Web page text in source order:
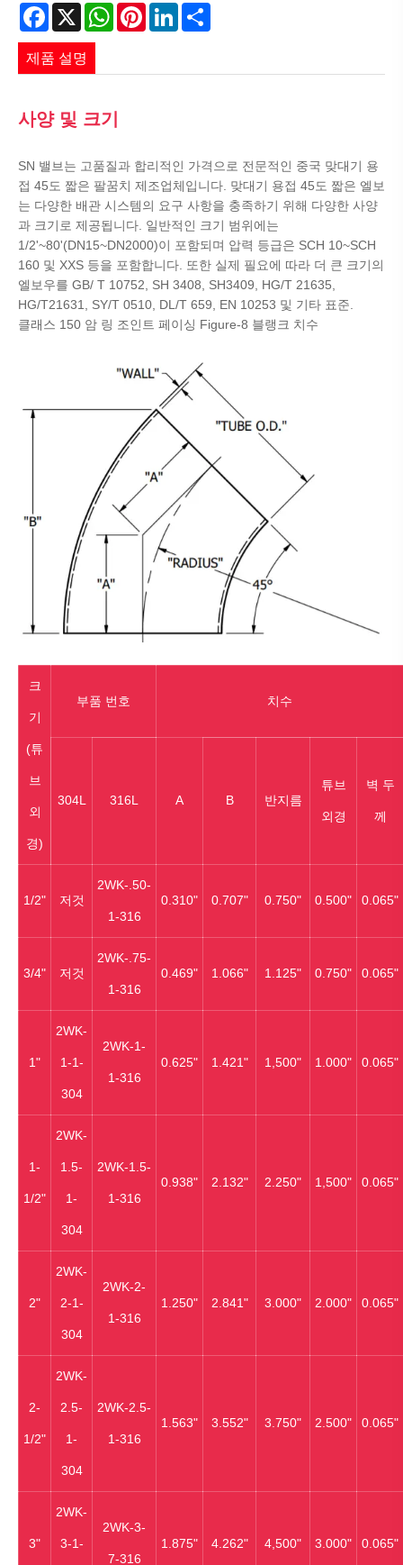
Facebook
X WhatsApp
PinterestLinkedIn
제품 설명
사양 및 크기
SN 밸브는 고품질과 합리적인 가격으로 전문적인 중국 맞대기 용
접 45도 짧은 팔꿈치 제조업체입니다. 맞대기 용접 45도 짧은 엘보
는 다양한 배관 시스템의 요구 사항을 충족하기 위해 다양한 사양
과 크기로 제공됩니다. 일반적인 크기 범위에는
1/2'~80'(DN15~DN2000)이 포함되며 압력 등급은 SCH 10~SCH
160 및 XXS 등을 포함합니다. 또한 실제 필요에 따라 더 큰 크기의
엘보우를 GB/ T 10752, SH 3408, SH3409, HG/T 21635,
HG/T21631, SY/T 0510, DL/T 659, EN 10253 및 기타 표준.
클래스 150 암 링 조인트 페이싱 Figure-8 블랭크 치수
크
기
(튜
브
외
경)
부품 번호 치수
304L 316L A B 반지름
튜브
외경
벽 두
께
1/2" 저것
2WK‐.50-
1-316
0.310" 0.707" 0.750" 0.500" 0.065"
3/4" 저것
2WK‐.75-
1-316
0.469" 1.066" 1.125" 0.750" 0.065"
1"
2WK‐
1-1-
304
2WK‐1-
1-316
0.625" 1.421" 1,500" 1.000" 0.065"
1-
1/2"
2WK‐
1.5-
1-
304
2WK‐1.5-
1-316
0.938" 2.132" 2.250" 1,500" 0.065"
2"
2WK‐
2-1-
304
2WK‐2-
1-316
1.250" 2.841" 3.000" 2.000" 0.065"
2-
1/2"
2WK‐
2.5-
1-
304
2WK‐2.5-
1-316
1.563" 3.552" 3.750" 2.500" 0.065"
3"
2WK‐
3-1-
2WK‐3-
7-316
1.875" 4.262" 4,500" 3.000" 0.065"